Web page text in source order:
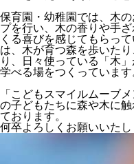
保育園・幼稚園では、木
プを行い、木の香りや手
くる喜びを感じてもらっ
は、木が育つ森を歩いた
り、日々使っている「木
学べる場をつくっています
「こどもスマイルムーブ
の子どもたちに森や木に
ております。
何卒よろしくお願いいたし